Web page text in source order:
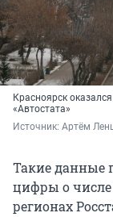
Красноярск
«Автостата»
Источник: Артём
Такие данные
цифры о
регионах